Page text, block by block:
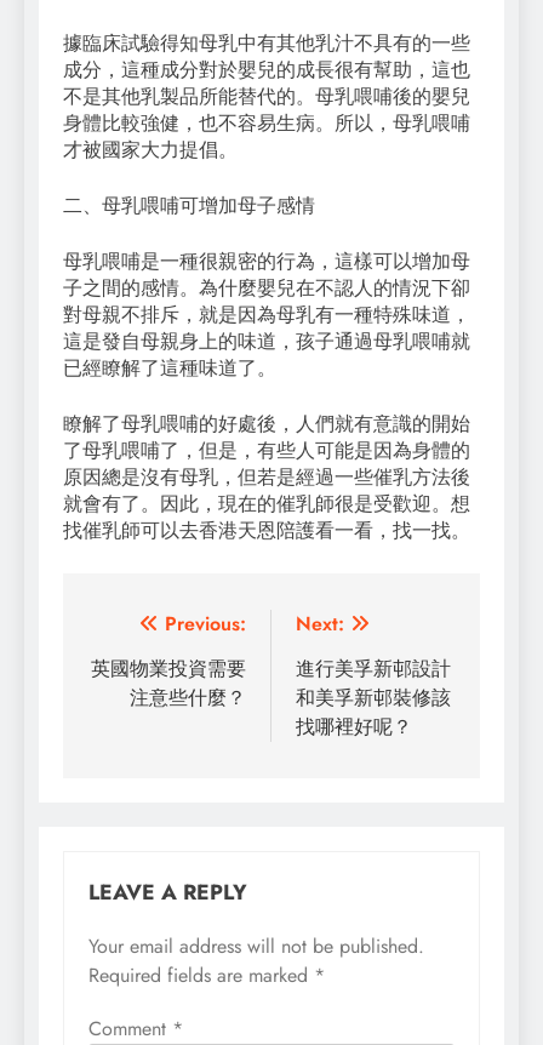
據臨床試驗得知母乳中有其他乳汁不具有的一些
成分，這種成分對於嬰兒的成長很有幫助，這也
不是其他乳製品所能替代的。母乳喂哺後的嬰兒
身體比較強健，也不容易生病。所以，母乳喂哺
才被國家大力提倡。
二、母乳喂哺可增加母子感情
母乳喂哺是一種很親密的行為，這樣可以增加母
子之間的感情。為什麼嬰兒在不認人的情況下卻
對母親不排斥，就是因為母乳有一種特殊味道，
這是發自母親身上的味道，孩子通過母乳喂哺就
已經瞭解了這種味道了。
瞭解了母乳喂哺的好處後，人們就有意識的開始
了母乳喂哺了，但是，有些人可能是因為身體的
原因總是沒有母乳，但若是經過一些催乳方法後
就會有了。因此，現在的催乳師很是受歡迎。想
找催乳師可以去香港天恩陪護看一看，找一找。
Post
navigation
Previous:
英國物業投資需要
注意些什麼？
Next:
進行美孚新邨設計
和美孚新邨裝修該
找哪裡好呢？
LEAVE A REPLY
Your email address will not be published.
Required fields are marked *
Comment *